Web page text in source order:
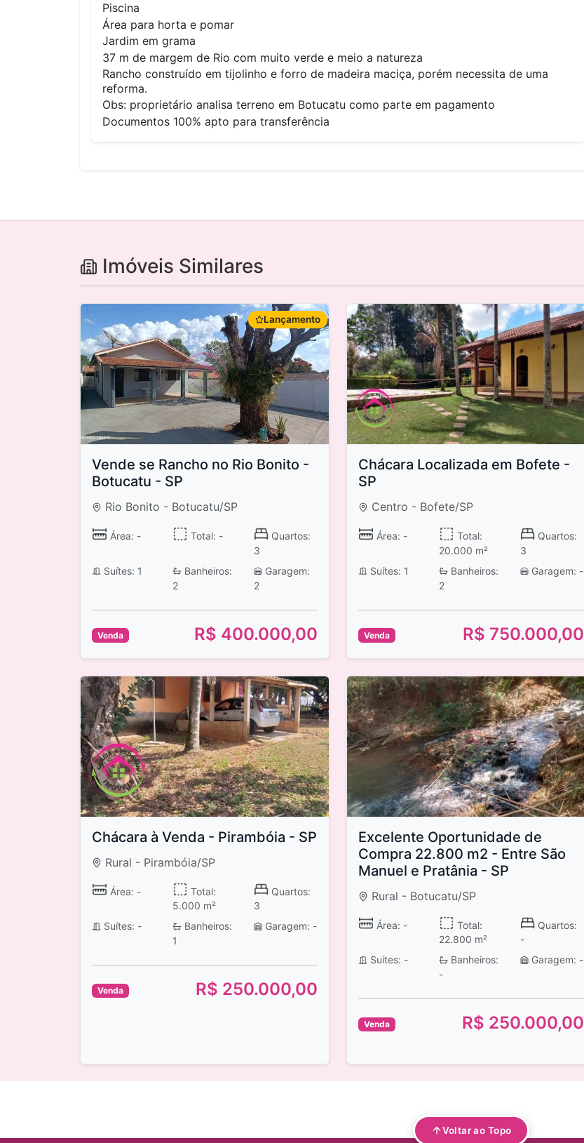
Piscina
Área para horta e pomar
Jardim em grama
37 m de margem de Rio com muito verde e meio a natureza
Rancho construído em tijolinho e forro de madeira maciça, porém necessita de uma
reforma.
Obs: proprietário analisa terreno em Botucatu como parte em pagamento
Documentos 100% apto para transferência
Imóveis Similares
Lançamento
Vende se Rancho no Rio Bonito -
Botucatu - SP
Rio Bonito - Botucatu/SP
Área: - Total: -
Quartos:
3
Suítes: 1
Banheiros:
2
Garagem:
2
Venda R$ 400.000,00
Chácara Localizada em Bofete -
SP
Centro - Bofete/SP
Área: -
Total:
20.000 m²
Quartos:
3
Suítes: 1
Banheiros:
2
Garagem: -
Venda R$ 750.000,00
Chácara à Venda - Pirambóia - SP
Rural - Pirambóia/SP
Área: -
Total:
5.000 m²
Quartos:
3
Suítes: -
Banheiros:
1
Garagem: -
Venda R$ 250.000,00
Excelente Oportunidade de
Compra 22.800 m2 - Entre São
Manuel e Pratânia - SP
Rural - Botucatu/SP
Área: -
Total:
22.800 m²
Quartos:
-
Suítes: -
Banheiros:
-
Garagem: -
Venda R$ 250.000,00
Voltar ao Topo